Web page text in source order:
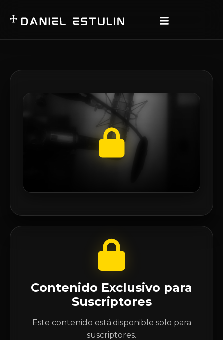
Contenido Exclusivo para
Suscriptores
Este contenido está disponible solo para
suscriptores.